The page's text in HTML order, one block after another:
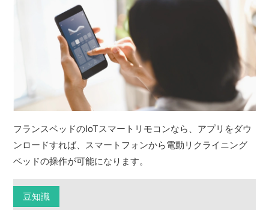
フランスベッドのIoTスマートリモコンなら、アプリをダウ
ンロードすれば、スマートフォンから電動リクライニング
ベッドの操作が可能になります。
豆知識